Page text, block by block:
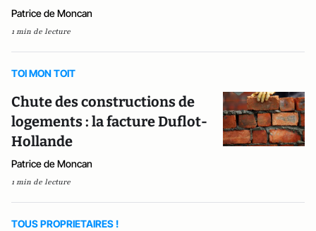
Patrice de Moncan
1 min de lecture
TOI MON TOIT
Chute des constructions de
logements : la facture Duflot-
Hollande
Patrice de Moncan
1 min de lecture
TOUS PROPRIETAIRES !